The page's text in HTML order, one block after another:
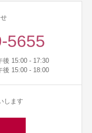
5655
後 15:00 - 17:30
後 15:00 - 18:00
します